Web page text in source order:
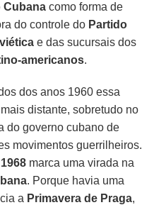
Cubana como forma de
do controle do Partido
e das sucursais dos
americanos.
dos anos 1960 essa
distante, sobretudo no
do governo cubano de
movimentos guerrilheiros.
1968 marca uma virada na
. Porque havia uma
a Primavera de Praga,